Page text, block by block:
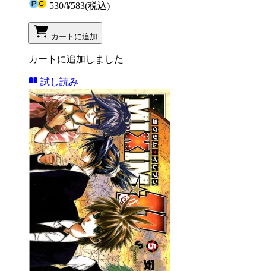
530/¥583(税込)
カートに追加
カートに追加しました
試し読み